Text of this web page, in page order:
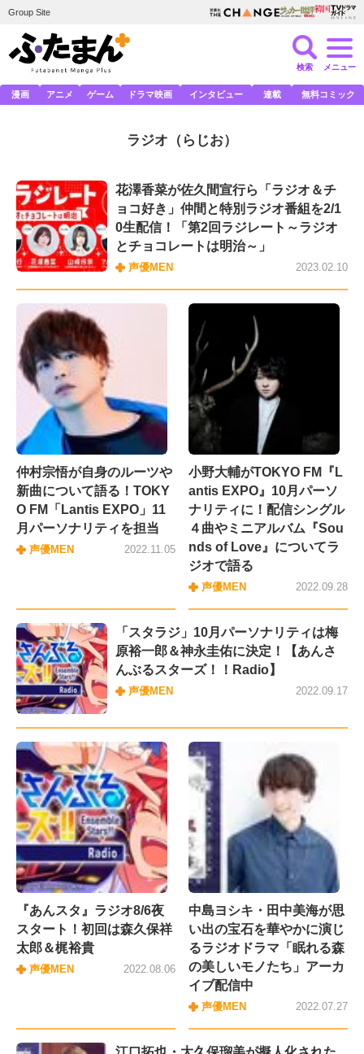
Group Site
検索 メニュー
漫画 アニメ ゲーム ドラマ映画 インタビュー 連載 無料コミック
ラジオ （らじお）
花澤香菜が佐久間宣行ら「ラジオ＆チ
ョコ好き」仲間と特別ラジオ番組を2/1
0生配信！「第2回ラジレート～ラジオ
とチョコレートは明治～」
声優MEN 2023.02.10
仲村宗悟が自身のルーツや
新曲について語る！TOKY
O FM「Lantis EXPO」11
月パーソナリティを担当
声優MEN 2022.11.05
小野大輔がTOKYO FM『L
antis EXPO』10月パーソ
ナリティに！配信シングル
４曲やミニアルバム『Sou
nds of Love』についてラ
ジオで語る
声優MEN 2022.09.28
「スタラジ」10月パーソナリティは梅
原裕一郎＆神永圭佑に決定！【あんさ
んぶるスターズ！！Radio】
声優MEN 2022.09.17
『あんスタ』ラジオ8/6夜
スタート！初回は森久保祥
太郎＆梶裕貴
声優MEN 2022.08.06
中島ヨシキ・田中美海が思
い出の宝石を華やかに演じ
るラジオドラマ「眠れる森
の美しいモノたち」アーカ
イブ配信中
声優MEN 2022.07.27